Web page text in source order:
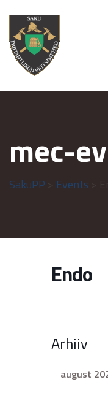
mec-
SakuPP Events
Endo
Arhiiv
august